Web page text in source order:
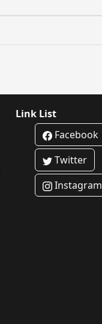
Link List
Facebook
Twitter
Instagram